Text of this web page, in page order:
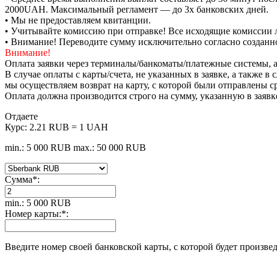
2000UAH. Максимальный регламент — до 3х банковских дней.
• Мы не предоставляем квитанции.
• Учитывайте комиссию при отправке! Все исходящие комиссии
• Внимание! Переводите сумму исключительно согласно
Внимание!
Оплата заявки через терминалы/банкоматы/платежные
В случае оплаты с карты/счета, не указанных в заявке, а также
мы осуществляем возврат на карту, с которой были отправлены
Оплата должна производится строго на сумму, указанную в
Отдаете
Курс: 2.21 RUB = 1 UAH
min.: 5 000 RUB max.: 50 000 RUB
Сумма*:
min.: 5 000 RUB
Номер карты:*:
Введите номер своей банковской карты, с которой будет